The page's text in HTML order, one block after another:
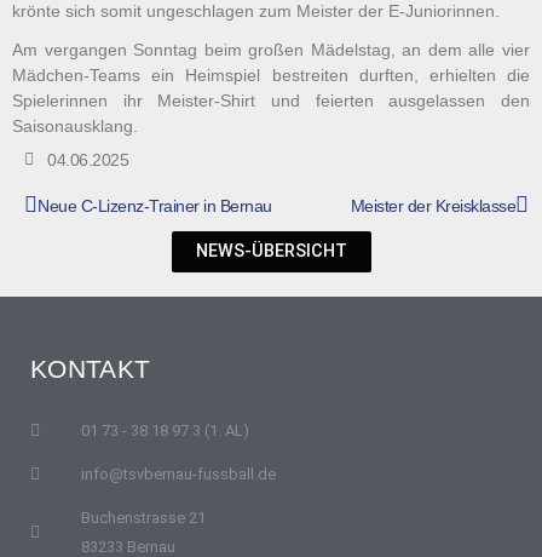
krönte sich somit ungeschlagen zum Meister der E-Juniorinnen.
Am vergangen Sonntag beim großen Mädelstag, an dem alle vier
Mädchen-Teams ein Heimspiel bestreiten durften, erhielten die
Spielerinnen ihr Meister-Shirt und feierten ausgelassen den
Saisonausklang.
04.06.2025
Neue C-Lizenz-Trainer in Bernau Meister der Kreisklasse
NEWS-ÜBERSICHT
KONTAKT
01 73 - 38 18 97 3 (1. AL)
info@tsvbernau-fussball.de
Buchenstrasse 21
83233 Bernau